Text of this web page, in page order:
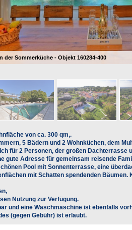
der Sommerküche - Objekt 160284-400
von ca. 300 qm,.
5 Bädern und 2 Wohnküchen, dem
für 2 Personen, der großen Dachterrasse
gute Adresse für gemeinsam reisende
Pool mit Sonnenterrasse, eine
mit Schatten spendenden
Nutzung zur Verfügung.
und eine Waschmaschine ist ebenfalls
(gegen Gebühr) ist erlaubt.